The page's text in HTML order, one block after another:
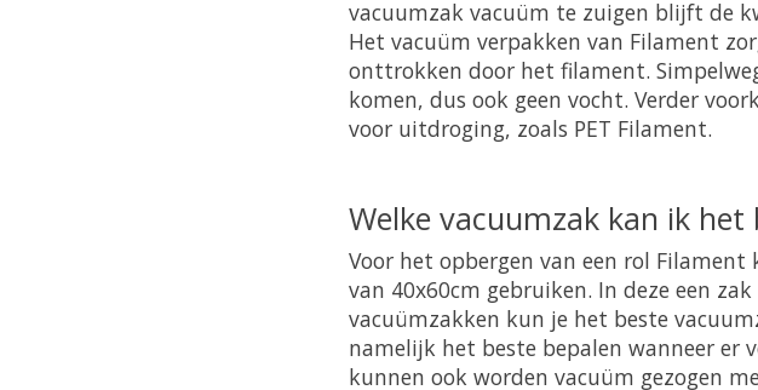
vacuumzak vacuüm te zuigen blijft de
Het vacuüm verpakken van Filament
onttrokken door het filament.
komen, dus ook geen vocht. Verder
voor uitdroging, zoals PET Filament.
Welke vacuumzak kan ik
Voor het opbergen van een rol Filament
van 40x60cm gebruiken. In deze een
vacuümzakken kun je het beste
namelijk het beste bepalen wanneer er
kunnen ook worden vacuüm gezogen